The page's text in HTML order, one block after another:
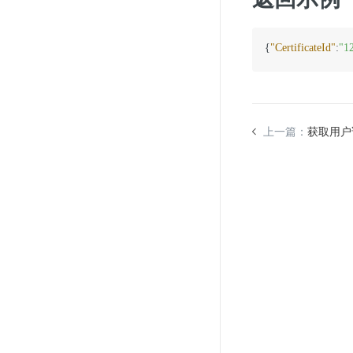
{"CertificateId":
上一篇： 获取用